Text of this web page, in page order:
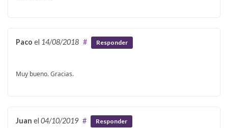
Paco el 14/08/2018 # Responder
Muy bueno. Gracias.
Juan el 04/10/2019 # Responder